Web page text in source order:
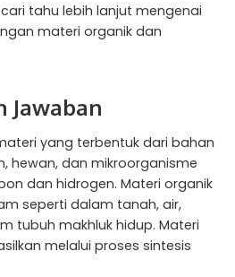
tahu lebih lanjut mengenai
materi organik dan
Jawaban
yang terbentuk dari bahan
hewan, dan mikroorganisme
dan hidrogen. Materi organik
seperti dalam tanah, air,
tubuh makhluk hidup. Materi
melalui proses sintesis